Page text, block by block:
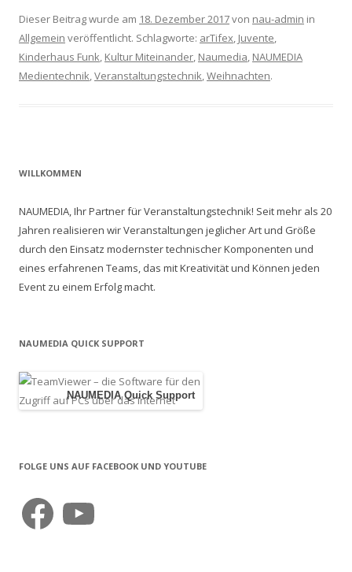
Dieser Beitrag wurde am 18. Dezember 2017von nau-admin in
Allgemein veröffentlicht. Schlagworte: arTifex, Juvente,
Kinderhaus Funk, Kultur Miteinander, Naumedia, NAUMEDIA
Medientechnik,Veranstaltungstechnik,Weihnachten.
WILLKOMMEN
NAUMEDIA, Ihr Partner für Veranstaltungstechnik! Seit mehr als 20
Jahren realisieren wir Veranstaltungen jeglicher Art und Größe
durch den Einsatz modernster technischer Komponenten und
eines erfahrenen Teams, das mit Kreativität und Können jeden
Event zu einem Erfolg macht.
NAUMEDIA QUICK SUPPORT
NAUMEDIA Quick Support
FOLGE UNS AUF FACEBOOK UND YOUTUBE
FacebookYouTube